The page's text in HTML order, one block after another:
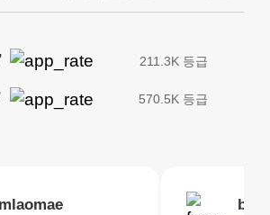
211.3K 등급
570.5K 등급
Samant Foutrrrrrr